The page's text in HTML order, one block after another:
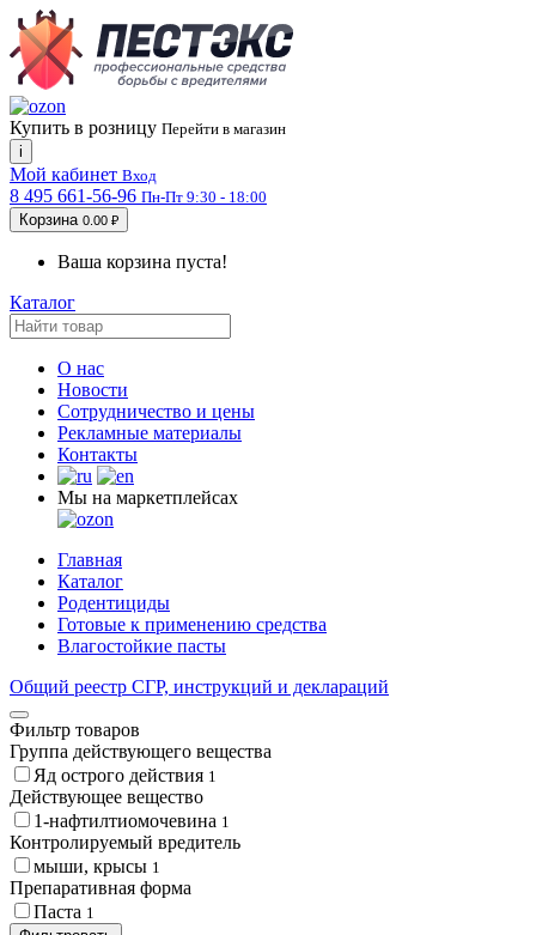
Купить в розницу Перейти в магазин
i
Мой кабинет Вход
8 495 661-56-96 Пн-Пт 9:30 - 18:00
Корзина 0.00 ₽
Ваша корзина пуста!
Каталог
О нас
Новости
Сотрудничество и цены
Рекламные материалы
Контакты
Мы на маркетплейсах
Главная
Каталог
Родентициды
Готовые к применению средства
Влагостойкие пасты
Общий реестр СГР, инструкций и деклараций
Фильтр товаров
Группа действующего вещества
Яд острого действия 1
Действующее вещество
1-нафтилтиомочевина 1
Контролируемый вредитель
мыши, крысы 1
Препаративная форма
Паста 1